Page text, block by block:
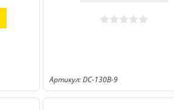
Артикул: DC-130B-9